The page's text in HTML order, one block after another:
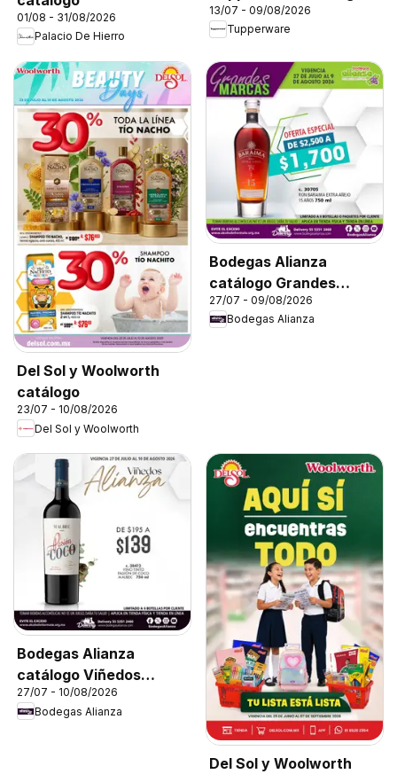
01/08 - 31/08/2026
Palacio De Hierro
13/07 - 09/08/2026
Tupperware
Del Sol y Woolworth
catálogo
23/07 - 10/08/2026
Del Sol y Woolworth
Bodegas Alianza
catálogo Grandes
Marcas
27/07 - 09/08/2026
Bodegas Alianza
Bodegas Alianza
catálogo Viñedos
Alianza
27/07 - 10/08/2026
Bodegas Alianza
Del Sol y Woolworth